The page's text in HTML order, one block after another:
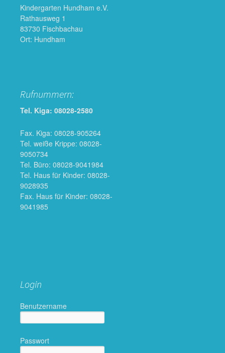
Kindergarten Hundham e.V.
Rathausweg 1
83730 Fischbachau
Ort: Hundham
Rufnummern:
Tel. Kiga: 08028-2580
Fax. Kiga: 08028-905264
Tel. weiße Krippe: 08028-
9050734
Tel. Büro: 08028-9041984
Tel. Haus für Kinder: 08028-
9028935
Fax. Haus für Kinder: 08028-
9041985
Login
Benutzername
Passwort